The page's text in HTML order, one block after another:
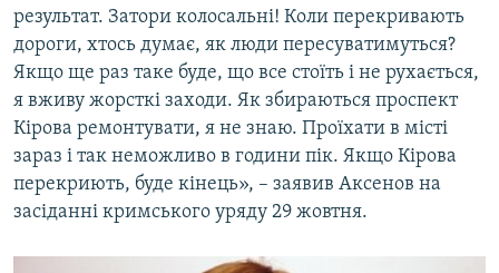
результат. Затори колосальні! Коли перекривають
дороги, хтось думає, як люди пересуватимуться?
Якщо ще раз таке буде, що все стоїть і не рухається,
я вживу жорсткі заходи. Як збираються проспект
Кірова ремонтувати, я не знаю. Проїхати в місті
зараз і так неможливо в години пік. Якщо Кірова
перекриють, буде кінець», – заявив Аксенов на
засіданні кримського уряду 29 жовтня.